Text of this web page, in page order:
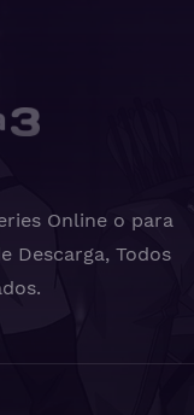
Online o para
Descarga, Todos